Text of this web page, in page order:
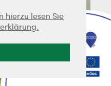
hierzu lesen Sie